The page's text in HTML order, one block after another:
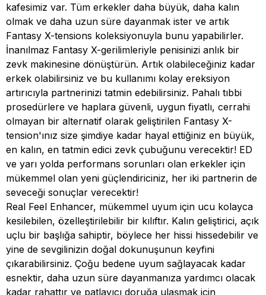
kafesimiz var. Tüm erkekler daha büyük, daha kalın
olmak ve daha uzun süre dayanmak ister ve artık
Fantasy X-tensions koleksiyonuyla bunu yapabilirler.
İnanılmaz Fantasy X-gerilimleriyle penisinizi anlık bir
zevk makinesine dönüştürün. Artık olabileceğiniz kadar
erkek olabilirsiniz ve bu kullanımı kolay ereksiyon
artırıcıyla partnerinizi tatmin edebilirsiniz. Pahalı tıbbi
prosedürlere ve haplara güvenli, uygun fiyatlı, cerrahi
olmayan bir alternatif olarak geliştirilen Fantasy X-
tension'ınız size şimdiye kadar hayal ettiğiniz en büyük,
en kalın, en tatmin edici zevk çubuğunu verecektir! ED
ve yarı yolda performans sorunları olan erkekler için
mükemmel olan yeni güçlendiriciniz, her iki partnerin de
seveceği sonuçlar verecektir!
Real Feel Enhancer, mükemmel uyum için ucu kolayca
kesilebilen, özelleştirilebilir bir kılıftır. Kalın geliştirici, açık
uçlu bir başlığa sahiptir, böylece her hissi hissedebilir ve
yine de sevgilinizin doğal dokunuşunun keyfini
çıkarabilirsiniz. Çoğu bedene uyum sağlayacak kadar
esnektir, daha uzun süre dayanmanıza yardımcı olacak
kadar rahattır ve patlayıcı doruğa ulaşmak için